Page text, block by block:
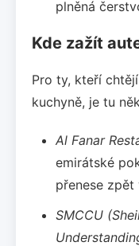
plněná
Kde zažít
Pro ty, kteří
kuchyně, je tu
Al Fanar
emirátské
přenese zpět
SMCCU